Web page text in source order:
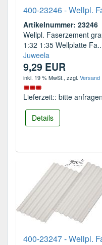
400-23246 - Wellpl.
Artikelnummer: 23246
Wellpl. Faserzement
1:32 1:35 Wellplatte
Juweela
9,29 EUR
inkl. 19 % MwSt., zzgl. Versand
Lieferzeit:: bitte anfragen
Details
400-23247 - Wellpl.